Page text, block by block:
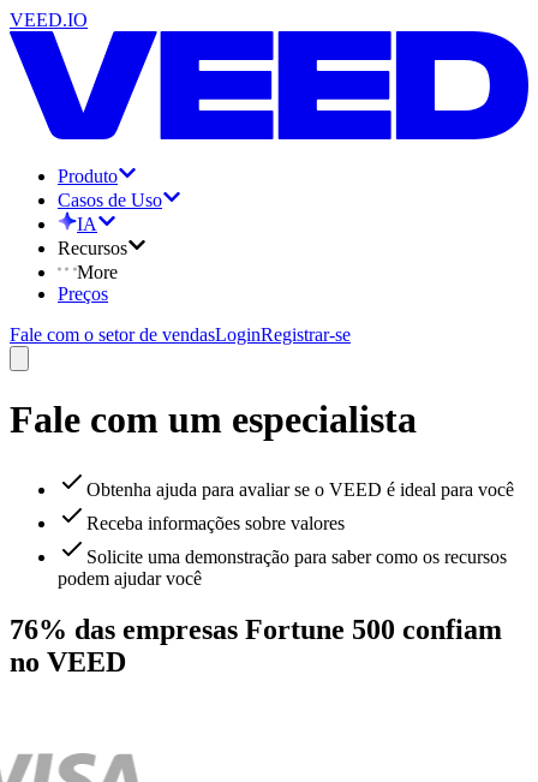
VEED.IO
Produto
Casos de Uso
IA
Recursos
More
Preços
Fale com o setor de vendasLoginRegistrar-se
Fale com um especialista
Obtenha ajuda para avaliar se o VEED é ideal para você
Receba informações sobre valores
Solicite uma demonstração para saber como os recursos
podem ajudar você
76% das empresas Fortune 500 confiam
no VEED